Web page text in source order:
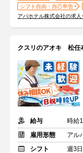
シフト自由・自己申告
アパホテル株式会社の求人
クスリのアオキ 松任
給与
時給
雇用形態
アル
シフト
週3